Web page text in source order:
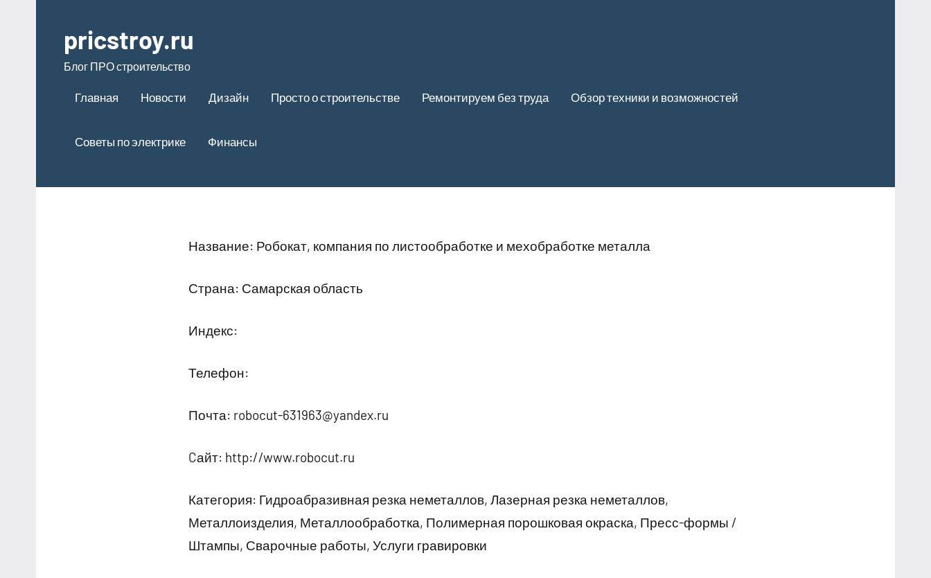
содержимому
pricstroy.ru
Блог ПРО строительство
Главная Новости Дизайн Просто о строительстве Ремонтируем без труда Обзор техники и возможностей
Советы по электрике Финансы
Название: Робокат, компания по листообработке и мехобработке металла
Страна: Самарская область
Индекс:
Телефон:
Почта: robocut-631963@yandex.ru
Cайт: http://www.robocut.ru
Категория: Гидроабразивная резка неметаллов, Лазерная резка неметаллов,
Металлоизделия, Металлообработка, Полимерная порошковая окраска, Пресс-формы /
Штампы, Сварочные работы, Услуги гравировки